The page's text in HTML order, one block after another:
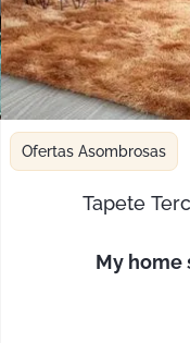
Ofertas Asombrosas
Tapete
my